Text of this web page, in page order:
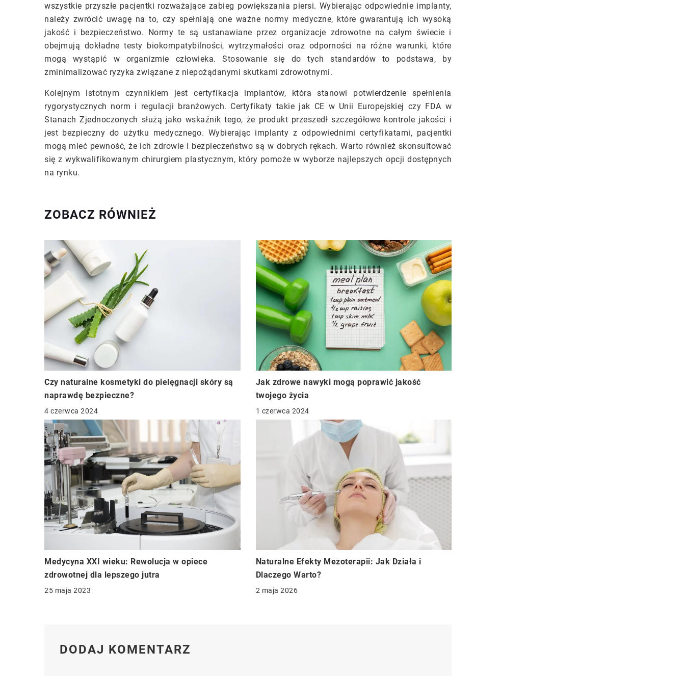
wszystkie przyszłe pacjentki rozważające zabieg powiększania piersi. Wybierając odpowiednie implanty,
należy zwrócić uwagę na to, czy spełniają one ważne normy medyczne, które gwarantują ich wysoką
jakość i bezpieczeństwo. Normy te są ustanawiane przez organizacje zdrowotne na całym świecie i
obejmują dokładne testy biokompatybilności, wytrzymałości oraz odporności na różne warunki, które
mogą wystąpić w organizmie człowieka. Stosowanie się do tych standardów to podstawa, by
zminimalizować ryzyka związane z niepożądanymi skutkami zdrowotnymi.
Kolejnym istotnym czynnikiem jest certyfikacja implantów, która stanowi potwierdzenie spełnienia
rygorystycznych norm i regulacji branżowych. Certyfikaty takie jak CE w Unii Europejskiej czy FDA w
Stanach Zjednoczonych służą jako wskaźnik tego, że produkt przeszedł szczegółowe kontrole jakości i
jest bezpieczny do użytku medycznego. Wybierając implanty z odpowiednimi certyfikatami, pacjentki
mogą mieć pewność, że ich zdrowie i bezpieczeństwo są w dobrych rękach. Warto również skonsultować
się z wykwalifikowanym chirurgiem plastycznym, który pomoże w wyborze najlepszych opcji dostępnych
na rynku.
ZOBACZ RÓWNIEŻ
Czy naturalne kosmetyki do pielęgnacji skóry są
naprawdę bezpieczne?
4 czerwca 2024
Jak zdrowe nawyki mogą poprawić jakość
twojego życia
1 czerwca 2024
Medycyna XXI wieku: Rewolucja w opiece
zdrowotnej dla lepszego jutra
25 maja 2023
Naturalne Efekty Mezoterapii: Jak Działa i
Dlaczego Warto?
2 maja 2026
DODAJ KOMENTARZ